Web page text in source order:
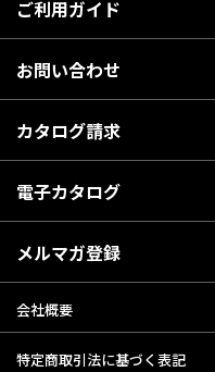
る場合等、当社が不適当と
2．当社が一度承認した会員で
第3条 IDおよびパスワ
1．IDおよびパスワードは、第
サービス等と共有にはせず
い。
ます。
3．会員は自己のIDまたはパス
し出るものとし、当社の指
ご利用ガイド
お問い合わせ
カタログ請求
電子カタログ
メルマガ登録
会社概要
特定商取引法に基づく表記